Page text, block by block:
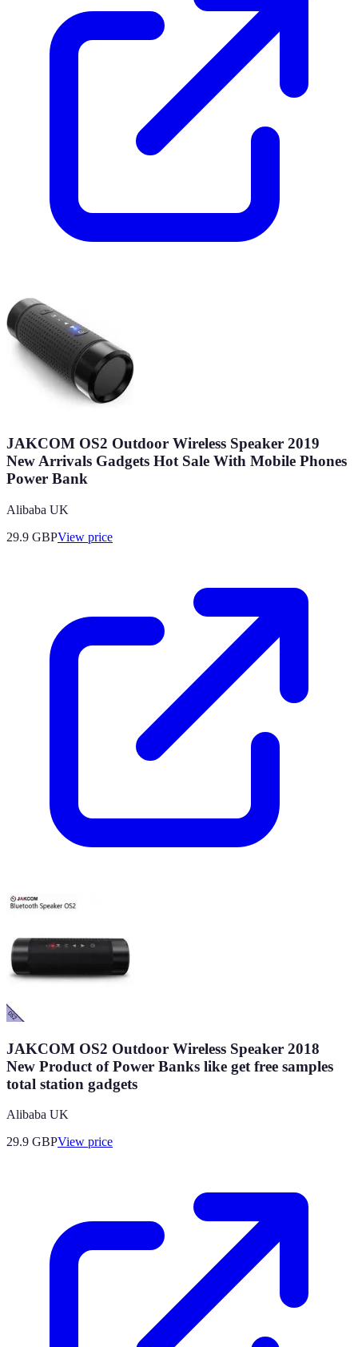
JAKCOM OS2 Outdoor Wireless Speaker 2019
New Arrivals Gadgets Hot Sale With Mobile Phones
Power Bank
Alibaba UK
29.9 GBPView price
JAKCOM OS2 Outdoor Wireless Speaker 2018
New Product of Power Banks like get free samples
total station gadgets
Alibaba UK
29.9 GBPView price